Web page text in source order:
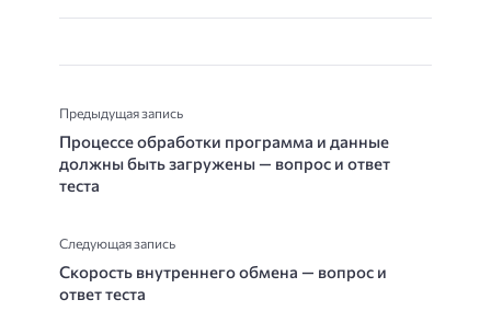
Предыдущая запись
Процессе обработки программа и данные
должны быть загружены — вопрос и ответ
теста
Следующая запись
Скорость внутреннего обмена — вопрос и
ответ теста